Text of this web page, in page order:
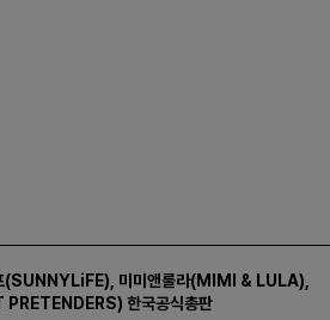
(SUNNYLiFE) 미미앤룰라(MIMI & LULA)
PRETENDERS) 한국공식총판